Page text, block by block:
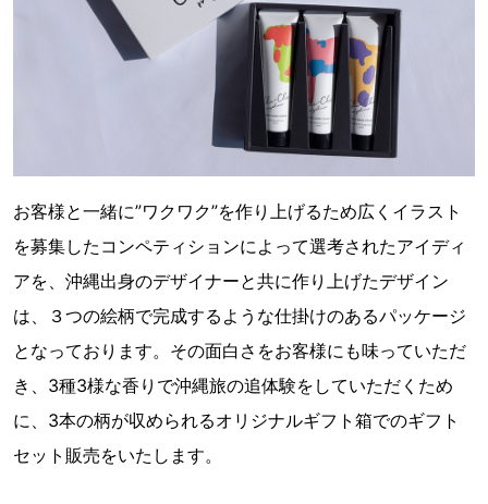
お客様と一緒に”ワクワク”を作り上げるため広くイラスト
を募集したコンペティションによって選考されたアイディ
アを、沖縄出身のデザイナーと共に作り上げたデザイン
は、３つの絵柄で完成するような仕掛けのあるパッケージ
となっております。その面白さをお客様にも味っていただ
き、3種3様な香りで沖縄旅の追体験をしていただくため
に、3本の柄が収められるオリジナルギフト箱でのギフト
セット販売をいたします。